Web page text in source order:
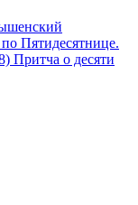
Пятидесятнице.
Притча о десяти